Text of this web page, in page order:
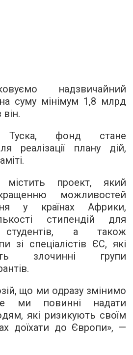
надзвичайний
суму мінімум 1,8 млрд
фонд стане
реалізації плану дій,
проект, який
можливостей
у країнах Африки,
стипендій для
студентів, а також
зі спеціалістів ЄС, які
злочинні групи
що ми одразу змінимо
ми повинні надати
які ризикують своїм
доїхати до Європи», —